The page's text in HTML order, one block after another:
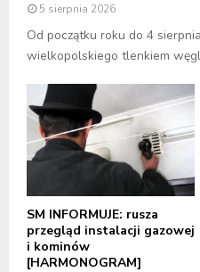
5 sierpnia 2026
Od początku roku do 4
wielkopolskiego tlenkiem
SM INFORMUJE: rusza
przegląd instalacji gazowej
i kominów
[HARMONOGRAM]